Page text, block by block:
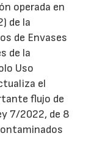
operada en
de la
de Envases
de la
Uso
el
flujo de
7/2022, de 8